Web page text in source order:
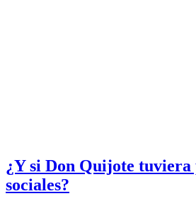
¿Y si Don Quijote tuviera
sociales?